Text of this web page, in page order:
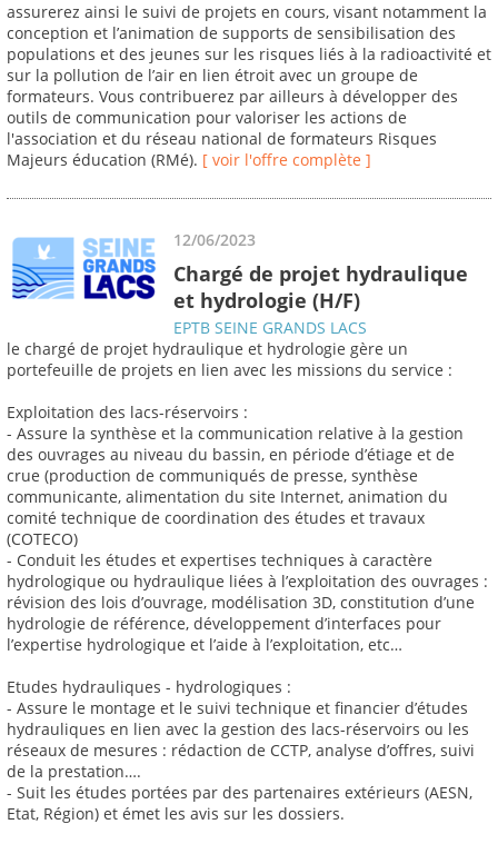
assurerez ainsi le suivi de projets en cours, visant notamment la
conception et l’animation de supports de sensibilisation des
populations et des jeunes sur les risques liés à la radioactivité et
sur la pollution de l’air en lien étroit avec un groupe de
formateurs. Vous contribuerez par ailleurs à développer des
outils de communication pour valoriser les actions de
l'association et du réseau national de formateurs Risques
Majeurs éducation (RMé). [ voir l'offre complète ]
12/06/2023
Chargé de projet hydraulique
et hydrologie (H/F)
EPTB SEINE GRANDS LACS
le chargé de projet hydraulique et hydrologie gère un
portefeuille de projets en lien avec les missions du service :
Exploitation des lacs-réservoirs :
- Assure la synthèse et la communication relative à la gestion
des ouvrages au niveau du bassin, en période d’étiage et de
crue (production de communiqués de presse, synthèse
communicante, alimentation du site Internet, animation du
comité technique de coordination des études et travaux
(COTECO)
- Conduit les études et expertises techniques à caractère
hydrologique ou hydraulique liées à l’exploitation des ouvrages :
révision des lois d’ouvrage, modélisation 3D, constitution d’une
hydrologie de référence, développement d’interfaces pour
l’expertise hydrologique et l’aide à l’exploitation, etc…
Etudes hydrauliques - hydrologiques :
- Assure le montage et le suivi technique et financier d’études
hydrauliques en lien avec la gestion des lacs-réservoirs ou les
réseaux de mesures : rédaction de CCTP, analyse d’offres, suivi
de la prestation….
- Suit les études portées par des partenaires extérieurs (AESN,
Etat, Région) et émet les avis sur les dossiers.